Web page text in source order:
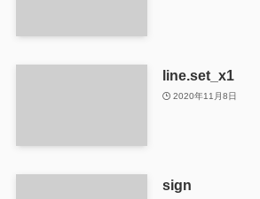
line.set_x1
2020年11月8日
sign